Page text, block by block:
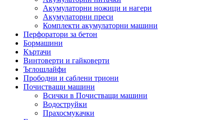
Акумулаторни ножици и нагери
Акумулаторни преси
Комплекти акумулаторни машини
Перфоратори за бетон
Бормашини
Къртачи
Винтоверти и гайковерти
Ъглошлайфи
Прободни и саблени триони
Почистващи машини
Всички в Почистващи машини
Водоструйки
Прахосмукачки